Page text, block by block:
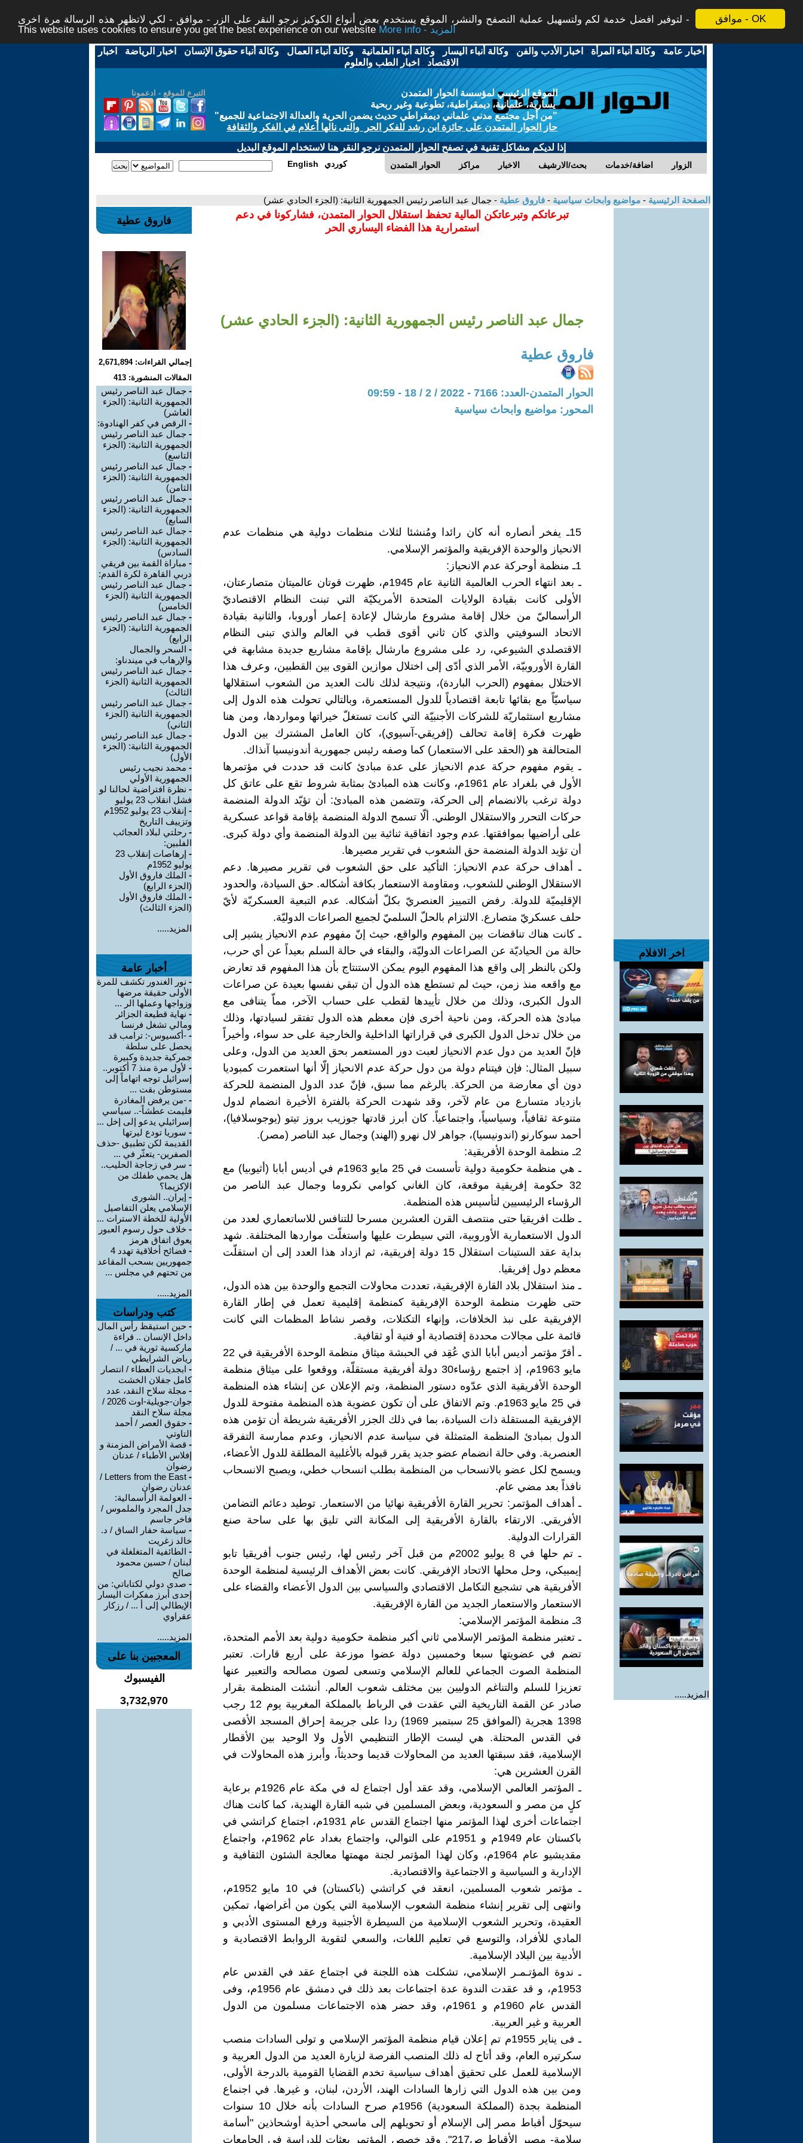
موافق - OK
لتوفير افضل خدمة لكم ولتسهيل عملية التصفح والنشر، الموقع يستخدم بعض أنواع الكوكيز نرجو النقر على الزر - موافق - لكي لاتظهر هذه الرسالة مرة اخرى -
This website uses cookies to ensure you get the best experience on our website
More info - المزيد
أخبار عامة -وكالة أنباء المرأة - اخبار الأدب والفن -وكالة أنباء اليسار -وكالة أنباء العلمانية -وكالة أنباء العمال -وكالة أنباء حقوق الإنسان - اخبار الرياضة - اخبار
الاقتصاد - اخبار الطب والعلوم
التبرع للموقع - ادعمونا
الموقع الرئيسي لمؤسسة الحوار المتمدن
يسارية، علمانية، ديمقراطية، تطوعية وغير ربحية
"من أجل مجتمع مدني علماني ديمقراطي حديث يضمن الحرية والعدالة الاجتماعية للجميع"
حاز الحوار المتمدن على جائزة ابن رشد للفكر الحر والتى نالها أعلام في الفكر والثقافة
إذا لديكم مشاكل تقنية في تصفح الحوار المتمدن نرجو النقر هنا لاستخدام الموقع البديل
الحوار المتمدن مراكز الاخبار بحث/الارشيف اضافة/خدمات الزوار English كوردي
الصفحة الرئيسية - مواضيع وابحاث سياسية - فاروق عطية - جمال عبد الناصر رئيس الجمهورية الثانية: (الجزء الحادي عشر)
اخر الافلام
المزيد.....
تبرعاتكم وتبرعاتكن المالية تحفظ استقلال الحوار المتمدن، فشاركونا في دعم
استمرارية هذا الفضاء اليساري الحر
جمال عبد الناصر رئيس الجمهورية الثانية: (الجزء الحادي عشر)
فاروق عطية
الحوار المتمدن-العدد: 7166 - 2022 / 2 / 18 - 09:59
المحور: مواضيع وابحاث سياسية
15ـ يفخر أنصاره أنه كان رائدا ومُنشئا لثلاث منظمات دولية هي منظمات عدم
الانحياز والوحدة الإفريقية والمؤتمر الإسلامي.
1ـ منظمة أوحركة عدم الانحياز:
ـ بعد انتهاء الحرب العالمية الثانية عام 1945م، ظهرت قوتان عالميتان متصارعتان،
الأولى كانت بقيادة الولايات المتحدة الأمريكيّة التي تبنت النظام الاقتصاديّ
الرأسماليّ من خلال إقامة مشروع مارشال لإعادة إعمار أوروبا، والثانية بقيادة
الاتحاد السوفيتي والذي كان ثاني أقوى قطب في العالم والذي تبنى النظام
الاقتصلدي الشيوعي، رد على مشروع مارشال بإقامة مشاريع جديدة مشابهة في
القارة الأوروبيّة، الأمر الذي أدّى إلى اختلال موازين القوى بين القطبين، وعرف هذا
الاختلال بمفهوم (الحرب الباردة)، ونتيجة لذلك نالت العديد من الشعوب استقلالها
سياسيّاً مع بقائها تابعة اقتصادياً للدول المستعمرة، وبالتالي تحولت هذه الدول إلى
مشاريع استثماريّة للشركات الأجنبيّة التي كانت تستغلّ خيراتها ومواردها، ومن هنا
ظهرت فكرة إقامة تحالف (إفريقي-آسيوي)، كان العامل المشترك بين الدول
المتحالفة هو (الحقد على الاستعمار) كما وصفه رئيس جمهورية أندونيسيا آنذاك.
ـ يقوم مفهوم حركة عدم الانحياز على عدة مبادئ كانت قد حددت في مؤتمرها
الأول في بلغراد عام 1961م، وكانت هذه المبادئ بمثابة شروط تقع على عاتق كل
دولة ترغب بالانضمام إلى الحركة، وتتضمن هذه المبادئ: أن تؤيّد الدولة المنضمة
حركات التحرر والاستقلال الوطني. ألّا تسمح الدولة المنضمة بإقامة قواعد عسكرية
على أراضيها بموافقتها. عدم وجود اتفاقية ثنائية بين الدولة المنضمة وأي دولة كبرى.
أن تؤيد الدولة المنضمة حق الشعوب في تقرير مصيرها.
ـ أهداف حركة عدم الانحياز: التأكيد على حق الشعوب في تقرير مصيرها. دعم
الاستقلال الوطني للشعوب، ومقاومة الاستعمار بكافة أشكاله. حق السيادة، والحدود
الإقليميّة للدولة. رفض التمييز العنصريّ بكلّ أشكاله. عدم التبعية العسكريّة لأيّ
حلف عسكريّ متصارع. الالتزام بالحلّ السلميّ لجميع الصراعات الدوليّة.
ـ كانت هناك تناقضات بين المفهوم والواقع، حيث إنّ مفهوم عدم الانحياز يشير إلى
حالة من الحياديّة عن الصراعات الدوليّة، والبقاء في حالة السلم بعيداً عن أي حرب،
ولكن بالنظر إلى واقع هذا المفهوم اليوم يمكن الاستنتاج بأن هذا المفهوم قد تعارض
مع واقعه منذ زمن، حيث لم تستطع هذه الدول أن تبقي نفسها بعيدة عن صراعات
الدول الكبرى، وذلك من خلال تأييدها لقطب على حساب الآخر، مماّ يتنافى مع
مبادئ هذه الحركة، ومن ناحية أخرى فإن معظم هذه الدول تفتقر لسيادتها، وذلك
من خلال تدخل الدول الكبرى في قراراتها الداخلية والخارجية على حد سواء، وأخيراً
فإنّ العديد من دول عدم الانحياز لعبت دور المستعمر بحق العديد من الدول، وعلى
سبيل المثال: فإن فيتنام دولة من دول حركة عدم الانحياز إلّا أنها استعمرت كمبوديا
دون أي معارضة من الحركة. بالرغم مما سبق، فإنّ عدد الدول المنضمة للحركة
بازدياد متسارع من عام لآخر، وقد شهدت الحركة بالفترة الأخيرة انضمام لدول
متنوعة ثقافياً، وسياسياً، واجتماعياً. كان أبرز قادتها جوزيب بروز تيتو (يوجوسلافيا)،
أحمد سوكارنو (اندونيسيا)، جواهر لال نهرو (الهند) وجمال عبد الناصر (مصر).
2ـ منظمة الوحدة الأفريقية:
ـ هي منظمة حكومية دولية تأسست في 25 مايو 1963م في أديس أبابا (أثيوبيا) مع
32 حكومة إفريقية موقعة، كان الغاني كوامي نكروما وجمال عبد الناصر من
الرؤساء الرئيسيين لتأسيس هذه المنظمة.
ـ ظلت افريقيا حتى منتصف القرن العشرين مسرحا للتنافس للاساتعماري لعدد من
الدول الاستعمارية الأوروبية، التي سيطرت عليها واستغلّت مواردها المختلفة. شهد
بداية عقد الستينات استقلال 15 دولة إفريقية، ثم ازداد هذا العدد إلى أن استقلّت
معظم دول إفريقيا.
ـ منذ استقلال بلاد القارة الإفريقية، تعددت محاولات التجمع والوحدة بين هذه الدول،
حتى ظهرت منظمة الوحدة الإفريقية كمنظمة إقليمية تعمل في إطار القارة
الإفريقية على نبذ الخلافات، وإنهاء التكتلات، وقصر نشاط المظمات التي كانت
قائمة على مجالات محددة إقتصادية أو فنية أو ثقافية.
ـ أقرّ مؤتمر أديس أبابا الذي عُقِد في الحبشة ميثاق منظمة الوحدة الأفريقية في 22
مايو 1963م، إذ اجتمع رؤساء30 دولة أفريقية مستقلّة، ووقعوا على ميثاق منظمة
الوحدة الأفريقية الذي عدّوه دستور المنظمة، وتم الإعلان عن إنشاء هذه المنظمة
في 25 مايو 1963م. وتم الاتفاق على أن تكون عضوية هذه المنظمة مفتوحة للدول
الإفريقية المستقلة ذات السيادة، بما في ذلك الجزر الأفريقية شريطة أن تؤمن هذه
الدول بمبادئ المنظمة المتمثلة في سياسة عدم الانحياز، وعدم ممارسة التفرقة
العنصرية. وفي حالة انضمام عضو جديد يقرر قبوله بالأغلبية المطلقة للدول الأعضاء،
ويسمح لكل عضو بالانسحاب من المنظمة بطلب انسحاب خطي، ويصبح الانسحاب
نافذاً بعد مضي عام.
ـ أهداف المؤتمر: تحرير القارة الأفريقية نهائيا من الاستعمار. توطيد دعائم التضامن
الأفريقي. الارتقاء بالقارة الأفريقية إلى المكانة التي تليق بها على ساحة صنع
القرارات الدولية.
ـ تم حلها في 8 يوليو 2002م من قبل آخر رئيس لها، رئيس جنوب أفريقيا تابو
إيمبيكي، وحل محلها الاتحاد الإفريقي. كانت بعض الأهداف الرئيسية لمنظمة الوحدة
الأفريقية هي تشجيع التكامل الاقتصادي والسياسي بين الدول الأعضاء والقضاء على
الاستعمار والاستعمار الجديد من القارة الإفريقية.
3ـ منظمة المؤتمر الإسلامي:
ـ تعتبر منظمة المؤتمر الإسلامي ثاني أكبر منظمة حكومية دولية بعد الأمم المتحدة،
تضم في عضويتها سبعا وخمسين دولة عضوا موزعة على أربع قارات. تعتبر
المنظمة الصوت الجماعي للعالم الإسلامي وتسعى لصون مصالحه والتعبير عنها
تعزيزا للسلم والتناغم الدوليين بين مختلف شعوب العالم. أنشئت المنظمة بقرار
صادر عن القمة التاريخية التي عقدت في الرباط بالمملكة المغربية يوم 12 رجب
1398 هجرية (الموافق 25 سبتمبر 1969) ردا على جريمة إحراق المسجد الأقصى
في القدس المحتلة. هي ليست الإطار التنظيمي الأول ولا الوحيد بين الأقطار
الإسلامية، فقد سبقتها العديد من المحاولات قديما وحديثاً، وأبرز هذه المحاولات في
القرن العشرين هي:
ـ المؤتمر العالمي الإسلامي، وقد عقد أول اجتماع له في مكة عام 1926م برعاية
كلٍ من مصر و السعودية، وبعض المسلمين في شبه القارة الهندية، كما كانت هناك
اجتماعات أخرى لهذا المؤتمر منها اجتماع القدس عام 1931م، اجتماع كراتشي في
باكستان عام 1949م و 1951م على التوالي، واجتماع بغداد عام 1962م، واجتماع
مقديشيو عام 1964م، وكان لهذا المؤتمر لجنة مهمتها معالجة الشئون الثقافية و
الإدارية و السياسية و الاجتماعية والاقتصادية.
ـ مؤتمر شعوب المسلمين، انعقد في كراتشي (باكستان) في 10 مايو 1952م،
وانتهى إلى تقرير إنشاء منظمة الشعوب الإسلامية التي يكون من أغراضها، تمكين
العقيدة، وتحرير الشعوب الإسلامية من السيطرة الأجنبية ورفع المستوى الأدبي و
المادي للأفراد، والتوسع في تعليم اللغات، والسعي لتقوية الروابط الاقتصادية و
الأدبية بين البلاد الإسلامية.
ـ ندوة المؤتـمـر الإسلامي، تشكلت هذه اللجنة في اجتماع عقد في القدس عام
1953م، و قد عقدت الندوة عدة اجتماعات بعد ذلك في دمشق عام 1956م، وفى
القدس عام 1960م و 1961م، وقد حضر هذه الاجتماعات مسلمون من الدول
العربية و غير العربية.
ـ فى يناير 1955م تم إعلان قيام منظمة المؤتمر الإسلامي و تولى السادات منصب
سكرتيره العام، وقد أتاح له ذلك المنصب الفرصة لزيارة العديد من الدول العربية و
الإسلامية للعمل على تحقيق أهداف سياسية تخدم القضايا القومية بالدرجة الأولى،
ومن بين هذه الدول التي زارها السادات الهند، الأردن، لبنان، و غيرها. في اجنماع
المنظمة بجدة (المملكة السعودية) 1956م صرح السادات بأنه خلال 10 سنوات
سيحوّل أقباط مصر إلى الإسلام أو تحويلهم إلى ماسحي أحذية أوشحاذين "أسامة
سلامة- مصير الأقباط ص217". وقد خصص المؤتمر بعثات للدراسة في الجامعات
فاروق عطية
إجمالي القراءات: 2,671,894
المقالات المنشورة: 413
- جمال عبد الناصر رئيس
الجمهورية الثانية: (الجزء
العاشر)
- الرقص في كفر الهنادوة:
- جمال عبد الناصر رئيس
الجمهورية الثانية: (الجزء
التاسع)
- جمال عبد الناصر رئيس
الجمهورية الثانية: (الجزء
الثامن)
- جمال عبد الناصر رئيس
الجمهورية الثانية: (الجزء
السابع)
- جمال عبد الناصر رئيس
الجمهورية الثانية: (الجزء
السادس)
- مباراة القمة بين فريقي
دربي القاهرة لكرة القدم:
- جمال عبد الناصر رئيس
الجمهورية الثانية (الجزء
الخامس)
- جمال عبد الناصر رئيس
الجمهورية الثانية: (الجزء
الرابع)
- السحر والجمال
والإرهاب في ميندناو:
- جمال عبد الناصر رئيس
الجمهورية الثانية (الجزء
الثالث)
- جمال عبد الناصر رئيس
الجمهورية الثانية (الجزء
الثاني)
- جمال عبد الناصر رئيس
الجمهورية الثانية: (الجزء
الأول)
- محمد نجيب رئيس
الجمهورية الأولي
- نظرة افتراضية لحالنا لو
فشل انقلاب 23 يوليو
-
إنقلاب 23 يوليو 1952م
وتزييف التاريخ
- رحلتي لبلاد العجائب
الفلبين:
-
إرهاصات إنقلاب 23
يوليو 1952م
- الملك فاروق الأول
(الجزء الرابع)
- الملك فاروق الأول
(الجزء الثالث)
المزيد.....
أخبار عامة
- نور الغندور تكشف للمرة
الأولى حقيقة مرضها
وزواجها وعملها الر ...
- نهاية قطيعة الجزائر
ومالي تشغل فرنسا
- -أكسيوس-: ترامب قد
يحصل على سلطة
جمركية جديدة وكبيرة
-
لأول مرة منذ 7 أكتوبر..
إسرائيل توجه اتهاماً إلى
مستوطن بقت ...
- -من يرفض المغادرة
فليمت عطشاً-.. سياسي
إسرائيلي يدعو إلى إخل ...
- سوريا تودع ليرتها
القديمة لكن تطبيق -حذف
الصفرين- يتعثّر في ...
- سر في زجاجة الحليب..
هل يحمي طفلك من
الإكزيما؟
- إيران.. الشورى
الإسلامي يعلن التفاصيل
الأولية للخطة الاسترات ...
- خلاف حول رسوم العبور
يعوق اتفاق هرمز
-
فضائح أخلاقية تهدد 4
جمهوريين بسحب المقاعد
من تحتهم في مجلس ...
المزيد.....
كتب ودراسات
- حين استيقظ رأس المال
داخل الإنسان .. قراءة
ماركسية ثورية في ... /
رياض الشرايطي
- ابجديات العطاء / انتصار
كامل جفلان الخشت
- مجلة سلاح النقد، عدد
جوان-جويلية-اوت 2026 /
مجلة سلاح النقد
- حقوق العصر / أحمد
التاوتي
- قصة الأمراض المزمنة و
إفلاس الأطباء / عدنان
رضوان
-
Letters from the East /
عدنان رضوان
- العولمة الرأسمالية:
جدل المجرد والملموس /
فاخر جاسم
- سياسة حفار الساق / د.
خالد زغريت
- الطائفية المتغلغلة في
لبنان / حسين محمود
صالح
- صدى دولي لكتاباتي: من
إحدى أبرز مفكرات اليسار
الإيطالي إلى أ ... / رزكار
عقراوي
المزيد.....
المعجبين بنا على
الفيسبوك
3,732,970